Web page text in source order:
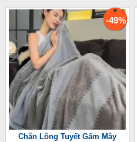
-49%
Chăn Lông Tuyết Gấm Mây